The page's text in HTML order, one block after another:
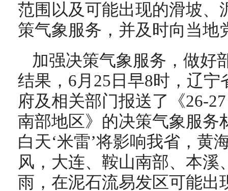
范围以及可能出现的滑坡、
策气象服务，并及时向当地
加强决策气象服务，做好
结果，6月25日早8时，辽
府及相关部门报送了《26-
南部地区》的决策气象服务
白天‘米雷’将影响我省，黄
风，大连、鞍山南部、本
雨，在泥石流易发区可能出